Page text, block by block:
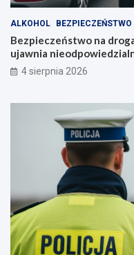
ALKOHOL BEZPIECZEŃSTWO
Bezpieczeństwo na
ujawnia
4 sierpnia 2026